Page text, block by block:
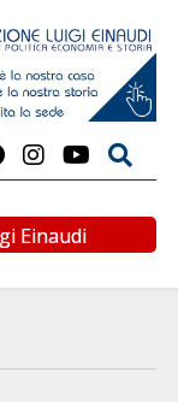
Einaudi